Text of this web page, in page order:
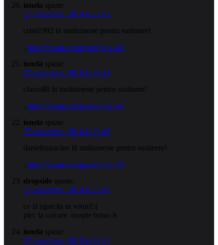
ionela spune:
27 noiembrie, 2010 la 22:42
cristi1992 iti multumeste pentru sustinere!
http://reteaua.emag.ro/c/yoko49
ionela spune:
27 noiembrie, 2010 la 22:44
clauss80 iti multumeste pentru sustinere!
http://reteaua.emag.ro/c/yoko49
ionela spune:
27 noiembrie, 2010 la 22:45
danielmaracine iti multumeste pentru sustinere!
http://reteaua.emag.ro/c/yoko49
dropside spune:
27 noiembrie, 2010 la 22:45
ce zi zgarcita in voturi!:(
plec la culcare. noapte buna:-h
ionela spune:
27 noiembrie, 2010 la 22:47